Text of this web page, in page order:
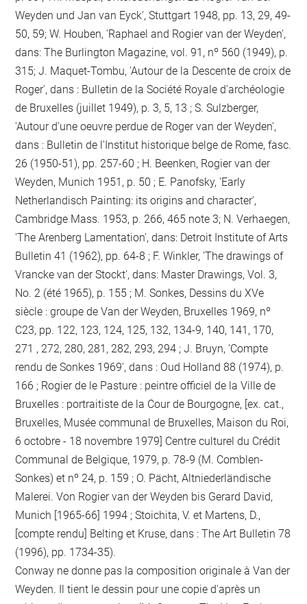
Weyden und Jan van Eyck', Stuttgart 1948, pp. 13, 29, 49-
50, 59; W. Houben, 'Raphael and Rogier van der Weyden',
dans: The Burlington Magazine, vol. 91, nº 560 (1949), p.
315; J. Maquet-Tombu, 'Autour de la Descente de croix de
Roger', dans : Bulletin de la Société Royale d'archéologie
de Bruxelles (juillet 1949), p. 3, 5, 13 ; S. Sulzberger,
'Autour d'une oeuvre perdue de Roger van der Weyden',
dans : Bulletin de l'Institut historique belge de Rome, fasc.
26 (1950-51), pp. 257-60 ; H. Beenken, Rogier van der
Weyden, Munich 1951, p. 50 ; E. Panofsky, 'Early
Netherlandisch Painting: its origins and character',
Cambridge Mass. 1953, p. 266, 465 note 3; N. Verhaegen,
'The Arenberg Lamentation', dans: Detroit Institute of Arts
Bulletin 41 (1962), pp. 64-8 ; F. Winkler, 'The drawings of
Vrancke van der Stockt', dans: Master Drawings, Vol. 3,
No. 2 (été 1965), p. 155 ; M. Sonkes, Dessins du XVe
siècle : groupe de Van der Weyden, Bruxelles 1969, nº
C23, pp. 122, 123, 124, 125, 132, 134-9, 140, 141, 170,
271 , 272, 280, 281, 282, 293, 294 ; J. Bruyn, 'Compte
rendu de Sonkes 1969', dans : Oud Holland 88 (1974), p.
166 ; Rogier de le Pasture : peintre officiel de la Ville de
Bruxelles : portraitiste de la Cour de Bourgogne, [ex. cat.,
Bruxelles, Musée communal de Bruxelles, Maison du Roi,
6 octobre - 18 novembre 1979] Centre culturel du Crédit
Communal de Belgique, 1979, p. 78-9 (M. Comblen-
Sonkes) et nº 24, p. 159 ; O. Pächt, Altniederländische
Malerei. Von Rogier van der Weyden bis Gerard David,
Munich [1965-66] 1994 ; Stoichita, V. et Martens, D.,
[compte rendu] Belting et Kruse, dans : The Art Bulletin 78
(1996), pp. 1734-35).
Conway ne donne pas la composition originale à Van der
Weyden. Il tient le dessin pour une copie d'après un